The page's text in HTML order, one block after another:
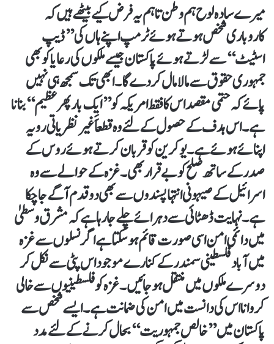
میرے سادہ لوح ہم وطن تاہم یہ فرض کیے بیٹھے ہیں کہ
کاروباری شخص ہوتے ہوئے ٹرمپ اپنے ہاں کی ’’ڈیپ
اسٹیٹ‘‘ سے لڑتے ہوئے پاکستان جیسے ملکوں کی رعایا کو بھی
جمہوری حقوق سے مالا مال کردے گا۔ ابھی تک سمجھ ہی نہیں
پائے کہ حتمی مقصد اس کا فقط امریکہ کو ’’ایک بار پھر عظیم‘‘بنانا
ہے۔ اس ہدف کے حصول کے لئے وہ قطعاََ غیر نظریاتی رویہ
اپنائے ہوئے ہے۔ یو کرین کو قربان کرتے ہوئے روس کے
صدر کے ساتھ صلح کو بے قرار بھی۔ غزہ کے حوالے سے وہ
اسرائیل کے صیہونی انتہا پسندوں سے بھی دو قدم آگے جاچکا
ہے۔ نہایت ڈھٹائی سے دہرائے چلے جارہا ہے کہ مشرق وسطیٰ
میں دائمی امن اسی صورت قائم ہوسکتا ہے اگر نسلوں سے غزہ
میں آباد فلسطینی سمندر کے کنارے موجود اس پٹی سے نکل کر
دوسرے ملکوں میں منتقل ہوجائیں۔ غزہ کو فلسطینیوں سے خالی
کروانا اس کی دانست میں امن کی ضمانت ہے۔ ایسے شخص سے
پاکستان میں ’’خالص جمہوریت‘‘ بحال کرنے کے لئے مدد